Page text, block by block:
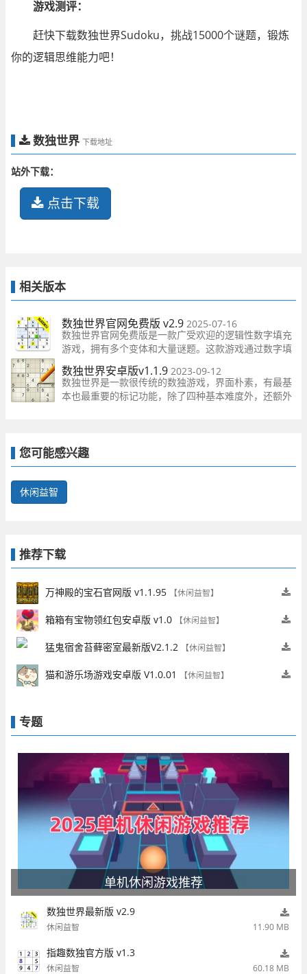
游戏测评：
赶快下载数独世界Sudoku，挑战15000个谜题，锻炼
你的逻辑思维能力吧！
数独世界 下载地址
站外下载：
点击下载
相关版本
数独世界官网免费版 v2.9 2025-07-16
数独世界官网免费版是一款广受欢迎的逻辑性数字填充
游戏，拥有多个变体和大量谜题。这款游戏通过数字填
充的方式来挑战玩家的逻辑思维能力。玩家需要利用推
理和逻辑，将数字填入每个格子，使得每行、每列和每
个宫都
数独世界安卓版v1.1.9 2023-09-12
数独世界是一款很传统的数独游戏，界面朴素，有最基
本也最重要的标记功能，除了四种基本难度外，还额外
您可能感兴趣
休闲益智
推荐下载
万神殿的宝石官网版 v1.1.95 【休闲益智】
箱箱有宝物领红包安卓版 v1.0 【休闲益智】
猛鬼宿舍苔藓密室最新版V2.1.2 【休闲益智】
猫和游乐场游戏安卓版 V1.0.01 【休闲益智】
专题
单机休闲游戏推荐
数独世界最新版 v2.9
休闲益智 11.90 MB
指趣数独官方版 v1.3
休闲益智 60.18 MB